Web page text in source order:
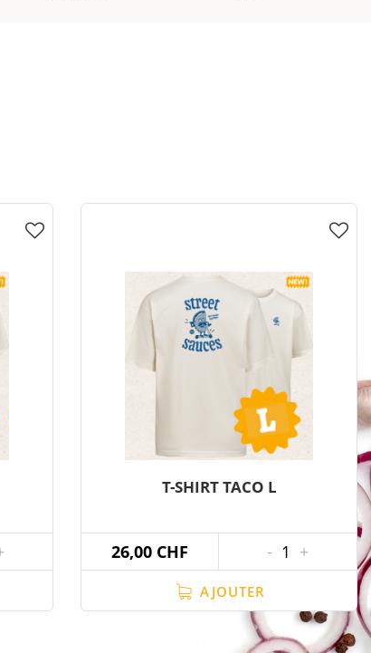
T-SHIRT TACO L
26,00 CHF - 1 +
AJOUTER